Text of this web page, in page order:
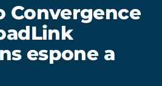
Convergence
espone a